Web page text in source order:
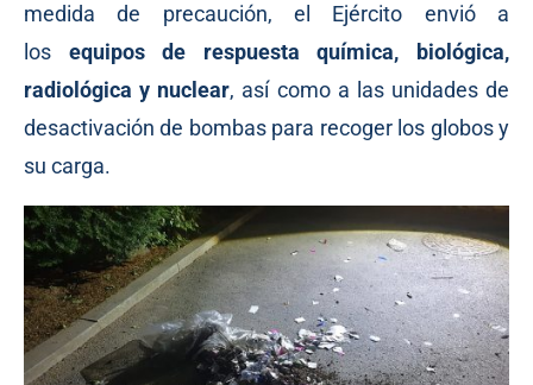
medida de precaución, el Ejército envió a
los equipos de respuesta química, biológica,
radiológica y nuclear, así como a las unidades de
desactivación de bombas para recoger los globos y
su carga.